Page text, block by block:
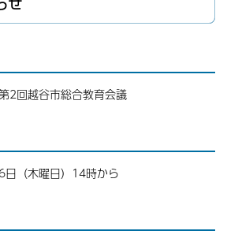
2回越谷市総合教育会議
（木曜日）14時から